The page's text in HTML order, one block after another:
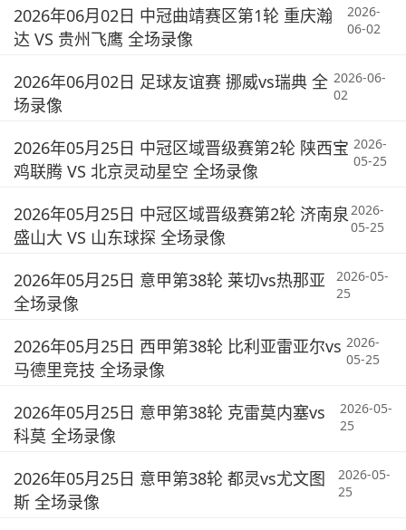
2026年06月02日 中冠曲靖赛区第1轮 重庆瀚
达 VS 贵州飞鹰 全场录像
2026-
06-02
2026年06月02日 足球友谊赛 挪威vs瑞典 全
场录像
2026-06-
02
2026年05月25日 中冠区域晋级赛第2轮 陕西宝
鸡联腾 VS 北京灵动星空 全场录像
2026-
05-25
2026年05月25日 中冠区域晋级赛第2轮 济南泉
盛山大 VS 山东球探 全场录像
2026-
05-25
2026年05月25日 意甲第38轮 莱切vs热那亚
全场录像
2026-05-
25
2026年05月25日 西甲第38轮 比利亚雷亚尔vs
马德里竞技 全场录像
2026-
05-25
2026年05月25日 意甲第38轮 克雷莫内塞vs
科莫 全场录像
2026-05-
25
2026年05月25日 意甲第38轮 都灵vs尤文图
斯 全场录像
2026-05-
25